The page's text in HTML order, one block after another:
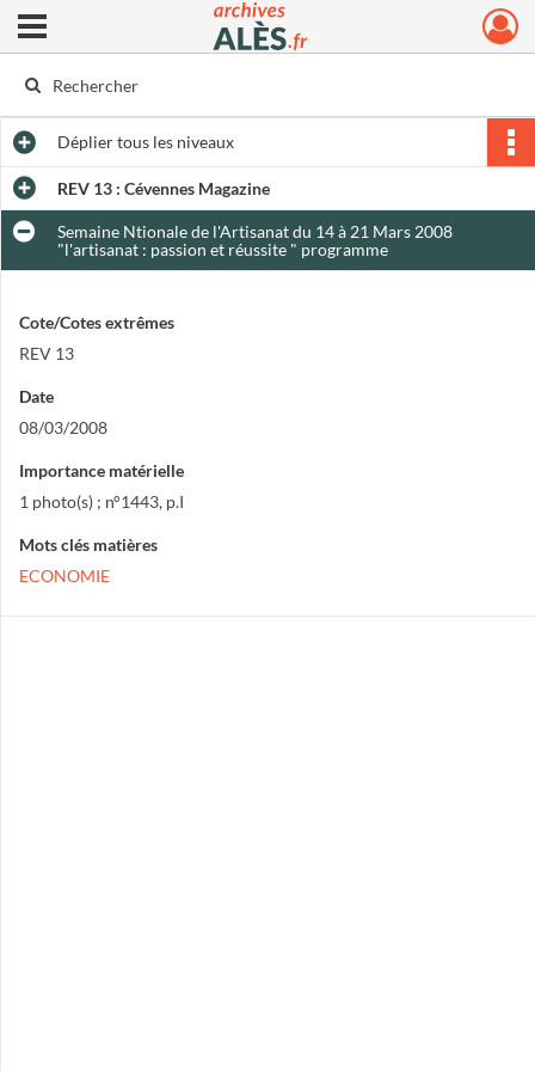
Archives municipales d'Alès
Ouvrir le menu déroulant
Dépliertous les niveaux
REV 13 : Cévennes Magazine
Semaine Ntionale de l'Artisanat du 14 à 21 Mars 2008
"l'artisanat : passion et réussite " programme
Cote/Cotes extrêmes
REV 13
Date
08/03/2008
Importance matérielle
1 photo(s) ; n°1443, p.I
Mots clés matières
ECONOMIE